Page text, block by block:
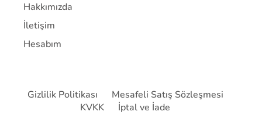
Hakkımızda
İletişim
Hesabım
Gizlilik Politikası
Mesafeli Satış Sözleşmesi
KVKK
İptal ve İade